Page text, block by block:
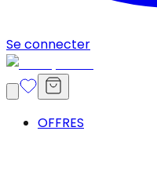
Se connecter
OFFRES